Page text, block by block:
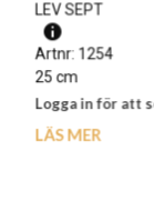
LEV SEPT
Artnr: 1254
25 cm
Logga in för att
LÄS MER